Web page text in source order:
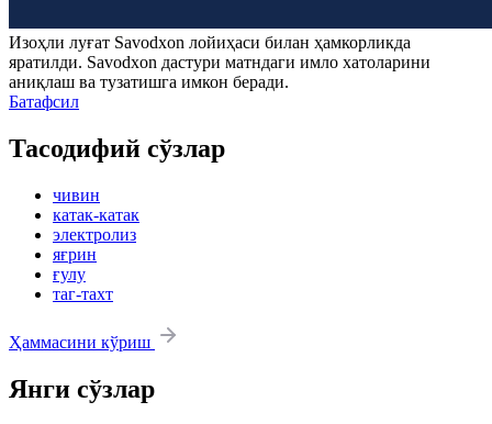
Изоҳли луғат Savodxon лойиҳаси билан ҳамкорликда
яратилди. Savodxon дастури матндаги имло хатоларини
аниқлаш ва тузатишга имкон беради.
Батафсил
Тасодифий сўзлар
чивин
катак-катак
электролиз
яғрин
ғулу
таг-тахт
Ҳаммасини кўриш
Янги сўзлар